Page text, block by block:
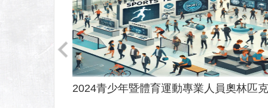
2024青少年暨體育運動專業人員奧林匹